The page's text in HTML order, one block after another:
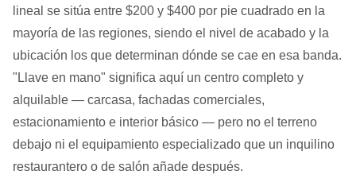
lineal se sitúa entre $200 y $400 por pie cuadrado en la
mayoría de las regiones, siendo el nivel de acabado y la
ubicación los que determinan dónde se cae en esa banda.
"Llave en mano" significa aquí un centro completo y
alquilable — carcasa, fachadas comerciales,
estacionamiento e interior básico — pero no el terreno
debajo ni el equipamiento especializado que un inquilino
restaurantero o de salón añade después.